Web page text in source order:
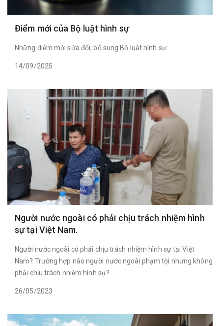
Điểm mới của Bộ luật hình sự
Những điểm mới sửa đổi, bổ sung Bộ luật hình sự
14/09/2025
Người nước ngoài có phải chịu trách nhiệm hình
sự tại Việt Nam.
Người nước ngoài có phải chịu trách nhiệm hình sự tại Việt
Nam? Trường hợp nào người nước ngoài phạm tội nhưng không
phải chịu trách nhiệm hình sự?
26/05/2023